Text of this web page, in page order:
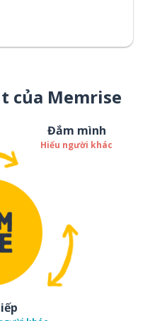
của Memrise
Đắm mình
Hiểu người khác